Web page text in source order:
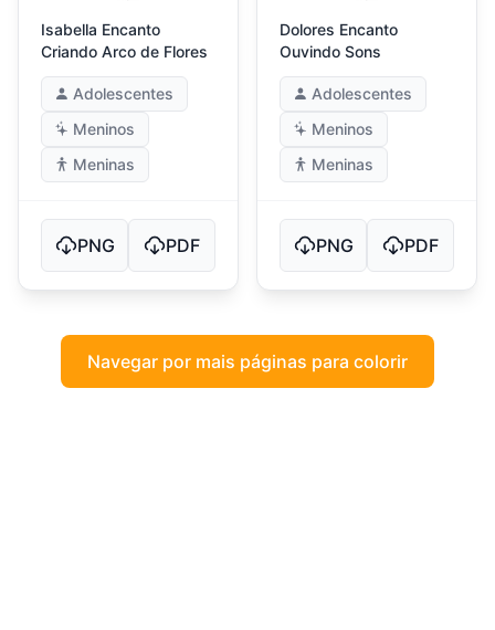
Isabella Encanto
Criando Arco de Flores
Adolescentes
Meninos
Meninas
PNG PDF
Dolores Encanto
Ouvindo Sons
Adolescentes
Meninos
Meninas
PNG PDF
Navegar por mais páginas para colorir